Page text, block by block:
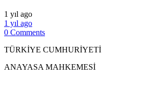
1 yıl ago
1 yıl ago
0 Comments
TÜRKİYE CUMHURİYETİ
ANAYASA MAHKEMESİ